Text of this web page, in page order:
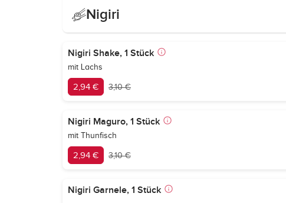
Nigiri
Nigiri Shake, 1 Stück
mit Lachs
2,94 € 3,10 €
Nigiri Maguro, 1 Stück
mit Thunfisch
2,94 € 3,10 €
Nigiri Garnele, 1 Stück